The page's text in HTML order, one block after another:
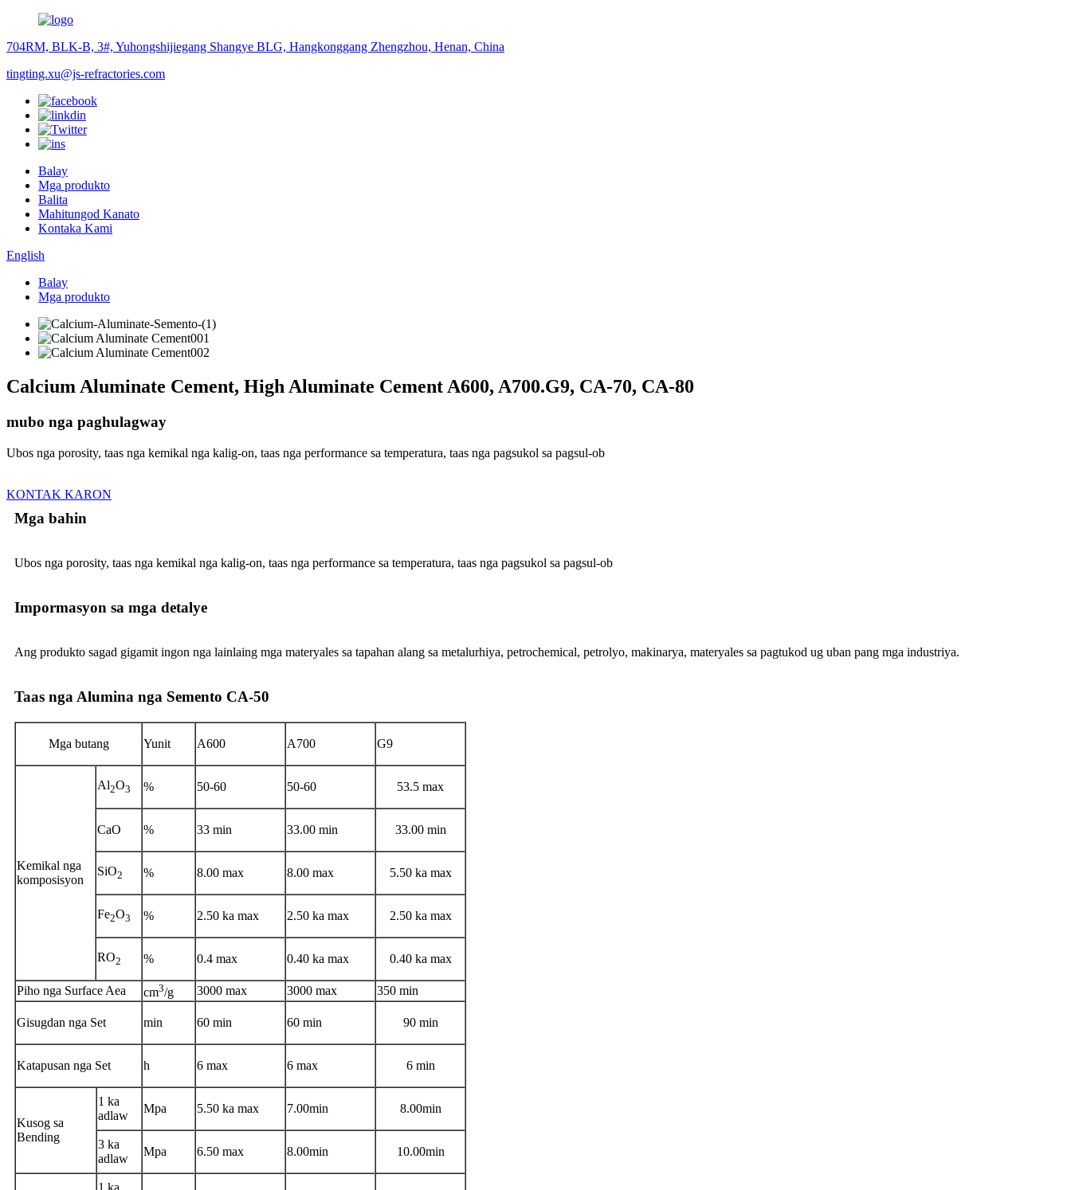
704RM, BLK-B, 3#, Yuhongshijiegang Shangye BLG, Hangkonggang Zhengzhou, Henan, China
tingting.xu@js-refractories.com
Balay
Mga produkto
Balita
Mahitungod Kanato
Kontaka Kami
English
Balay
Mga produkto
Calcium Aluminate Cement, High Aluminate Cement A600, A700.G9, CA-70, CA-80
mubo nga paghulagway
Ubos nga porosity, taas nga kemikal nga kalig-on, taas nga performance sa temperatura, taas nga pagsukol sa pagsul-ob
KONTAK KARON
Mga bahin
Ubos nga porosity, taas nga kemikal nga kalig-on, taas nga performance sa temperatura, taas nga pagsukol sa pagsul-ob
Impormasyon sa mga detalye
Ang produkto sagad gigamit ingon nga lainlaing mga materyales sa tapahan alang sa metalurhiya, petrochemical, petrolyo, makinarya, materyales sa pagtukod ug uban pang mga industriya.
Taas nga Alumina nga Semento CA-50
Mga butang Yunit A600 A700 G9
Kemikal nga
komposisyon
Al2O3 % 50-60 50-60 53.5 max
CaO % 33 min 33.00 min 33.00 min
SiO2 % 8.00 max 8.00 max 5.50 ka max
Fe2O3 % 2.50 ka max 2.50 ka max 2.50 ka max
RO2 % 0.4 max 0.40 ka max 0.40 ka max
Piho nga Surface Aea cm3/g 3000 max 3000 max 350 min
Gisugdan nga Set min 60 min 60 min 90 min
Katapusan nga Set h 6 max 6 max 6 min
Kusog sa
Bending
1 ka
adlaw
Mpa 5.50 ka max 7.00min 8.00min
3 ka
adlaw
Mpa 6.50 max 8.00min 10.00min
1 ka